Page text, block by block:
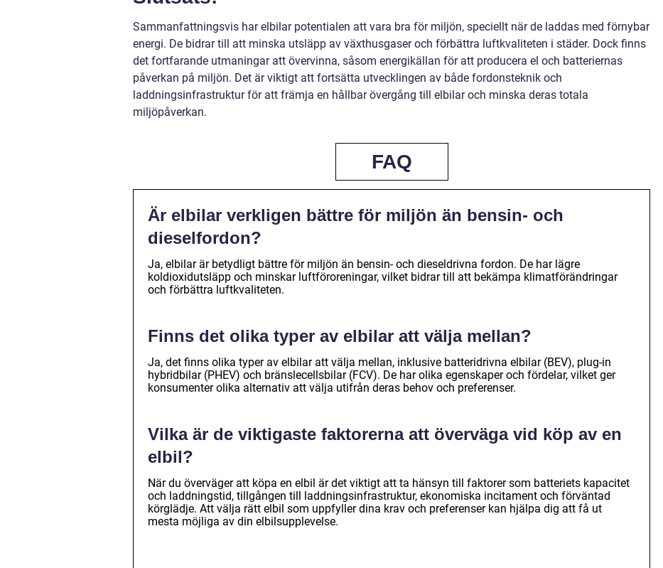
Sammanfattningsvis har elbilar potentialen att vara bra för miljön, speciellt när de laddas med förnybar
energi. De bidrar till att minska utsläpp av växthusgaser och förbättra luftkvaliteten i städer. Dock finns
det fortfarande utmaningar att övervinna, såsom energikällan för att producera el och batteriernas
påverkan på miljön. Det är viktigt att fortsätta utvecklingen av både fordonsteknik och
laddningsinfrastruktur för att främja en hållbar övergång till elbilar och minska deras totala
miljöpåverkan.
FAQ
Är elbilar verkligen bättre för miljön än bensin- och
dieselfordon?
Ja, elbilar är betydligt bättre för miljön än bensin- och dieseldrivna fordon. De har lägre
koldioxidutsläpp och minskar luftföroreningar, vilket bidrar till att bekämpa klimatförändringar
och förbättra luftkvaliteten.
Finns det olika typer av elbilar att välja mellan?
Ja, det finns olika typer av elbilar att välja mellan, inklusive batteridrivna elbilar (BEV), plug-in
hybridbilar (PHEV) och bränslecellsbilar (FCV). De har olika egenskaper och fördelar, vilket ger
konsumenter olika alternativ att välja utifrån deras behov och preferenser.
Vilka är de viktigaste faktorerna att överväga vid köp av en
elbil?
När du överväger att köpa en elbil är det viktigt att ta hänsyn till faktorer som batteriets kapacitet
och laddningstid, tillgången till laddningsinfrastruktur, ekonomiska incitament och förväntad
körglädje. Att välja rätt elbil som uppfyller dina krav och preferenser kan hjälpa dig att få ut
mesta möjliga av din elbilsupplevelse.